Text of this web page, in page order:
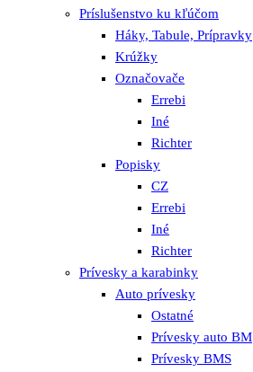
Príslušenstvo ku kľúčom
Háky, Tabule, Prípravky
Krúžky
Označovače
Errebi
Iné
Richter
Popisky
CZ
Errebi
Iné
Richter
Prívesky a karabinky
Auto prívesky
Ostatné
Prívesky auto BM
Prívesky BMS